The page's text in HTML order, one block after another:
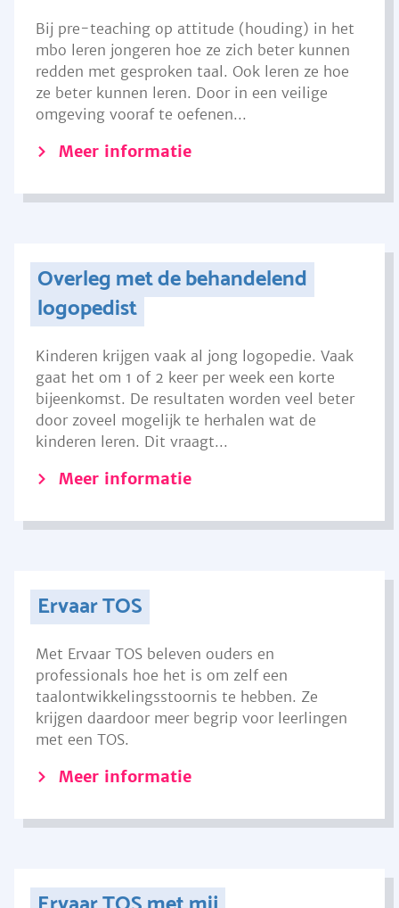
Bij pre-teaching op attitude (houding) in het
mbo leren jongeren hoe ze zich beter kunnen
redden met gesproken taal. Ook leren ze hoe
ze beter kunnen leren. Door in een veilige
omgeving vooraf te oefenen...
Meer informatie
Overleg met de behandelend
logopedist
Kinderen krijgen vaak al jong logopedie. Vaak
gaat het om 1 of 2 keer per week een korte
bijeenkomst. De resultaten worden veel beter
door zoveel mogelijk te herhalen wat de
kinderen leren. Dit vraagt...
Meer informatie
Ervaar TOS
Met Ervaar TOS beleven ouders en
professionals hoe het is om zelf een
taalontwikkelingsstoornis te hebben. Ze
krijgen daardoor meer begrip voor leerlingen
met een TOS.
Meer informatie